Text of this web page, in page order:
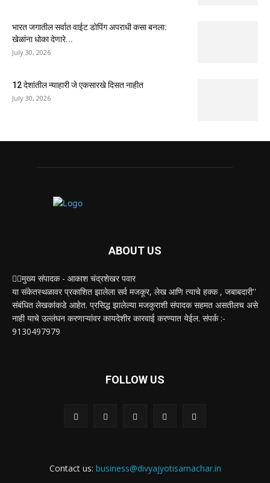
भारत जगातील सर्वात वाईट डोपिंग अपराधी कसा बनला:
खेळांना धोका देणारे...
July 30, 2026
12 देशांतील न्याहारी जे एकसारखे दिसत नाहीत
July 30, 2026
ABOUT US
✍🏻मुख्य संपादक - आकाश चंद्रशेखर पवार
या संकेतस्थळावर प्रकाशित झालेला सर्व मजकूर, लेख आणि त्याचे हक्क , जबाबदारी''
संबंधित लेखकांकडे आहेत. प्रसिद्ध झालेल्या मजकुराशी संपादक सहमत असतीलच असे
नाही याचे उल्लंघन करणाऱ्यांवर कायदेशीर कारवाई करण्यात येईल. संपर्क :-
9130497979
FOLLOW US
Contact us: business@divyajyotisamachar.in